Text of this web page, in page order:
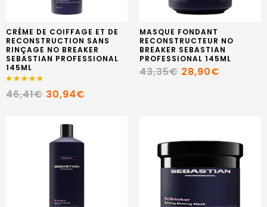
CRÈME DE COIFFAGE ET DE
RECONSTRUCTION SANS
RINÇAGE NO BREAKER
SEBASTIAN PROFESSIONAL
145ML
46,41€ 30,94€
MASQUE FONDANT
RECONSTRUCTEUR NO
BREAKER SEBASTIAN
PROFESSIONAL 145ML
43,35€ 28,90€